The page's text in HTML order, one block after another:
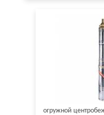
огружной